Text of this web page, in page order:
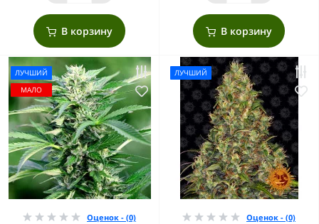
В корзину В корзину
ЛУЧШИЙ
МАЛО
Оценок - (0)
ЛУЧШИЙ
Оценок - (0)